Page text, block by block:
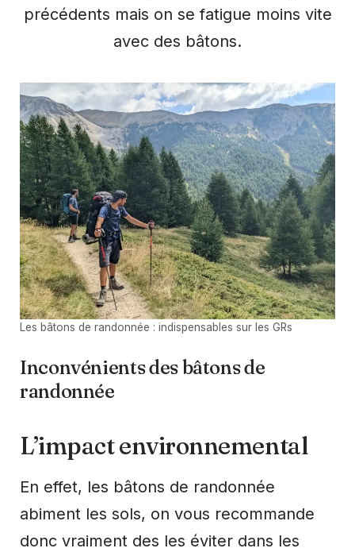
précédents mais on se fatigue moins vite
avec des bâtons.
Les bâtons de randonnée : indispensables sur les GRs
Inconvénients des bâtons de
randonnée
L’impact environnemental
En effet, les bâtons de randonnée
abiment les sols, on vous recommande
donc vraiment des les éviter dans les